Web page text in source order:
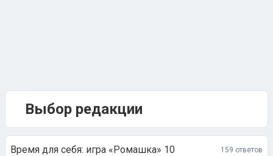
Выбор редакции
Время для себя: игра «Ромашка» 10 159 ответов